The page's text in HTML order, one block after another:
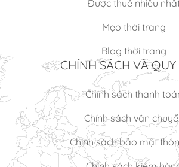
Được thuê nhiều
Mẹo thời trang
Blog thời trang
CHÍNH SÁCH VÀ
Chính sách thanh
Chính sách vận
Chính sách bảo mật